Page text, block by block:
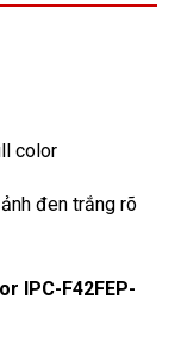
color
đen trắng rõ
IPC-F42FEP-